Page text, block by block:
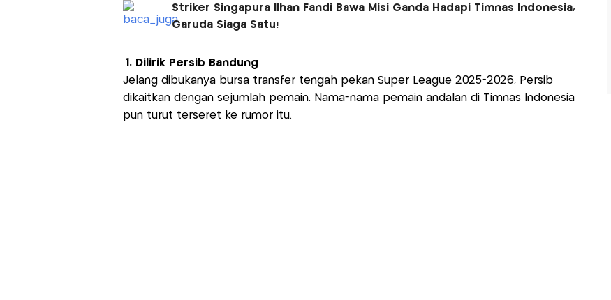
Striker Singapura Ilhan Fandi Bawa Misi Ganda Hadapi Timnas Indonesia,
Garuda Siaga Satu!
1. Dilirik Persib Bandung
Jelang dibukanya bursa transfer tengah pekan Super League 2025-2026, Persib
dikaitkan dengan sejumlah pemain. Nama-nama pemain andalan di Timnas Indonesia
pun turut terseret ke rumor itu.